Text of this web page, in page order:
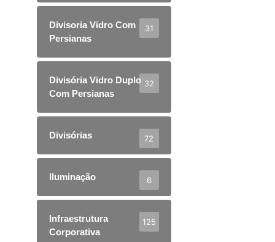
Divisoria Vidro Com
Persianas
31
Divisória Vidro Duplo
Com Persianas
32
Divisórias 72
Iluminação 6
Infraestrutura
Corporativa
125